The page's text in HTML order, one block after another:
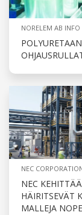
NORELEM AB INFO
NEC
NEC
HÄIRITSEVÄT
MALLEJA